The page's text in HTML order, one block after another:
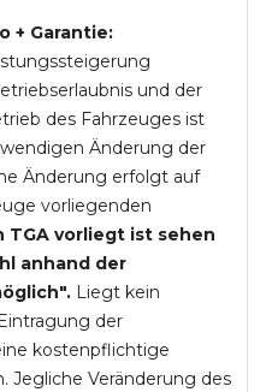
+ Garantie:
und der
des Fahrzeuges ist
Änderung der
Änderung erfolgt auf
vorliegenden
TGA vorliegt ist sehen
anhand der
Liegt kein
der
kostenpflichtige
Jegliche Veränderung des